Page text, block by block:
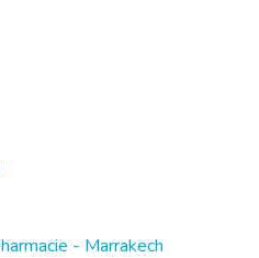
- Marrakech